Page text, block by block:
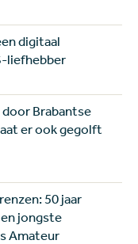
digitaal
liefhebber
Brabantse
er ook gegolft
50 jaar
jongste
Amateur